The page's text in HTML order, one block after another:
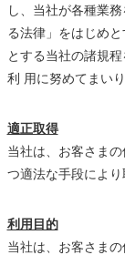
し、当社が各種業
る法律」をはじめ
とする当社の諸規
利 用に努めてまいり
適正取得
当社は、お客さま
つ適法な手段により
利用目的
当社は、お客さま